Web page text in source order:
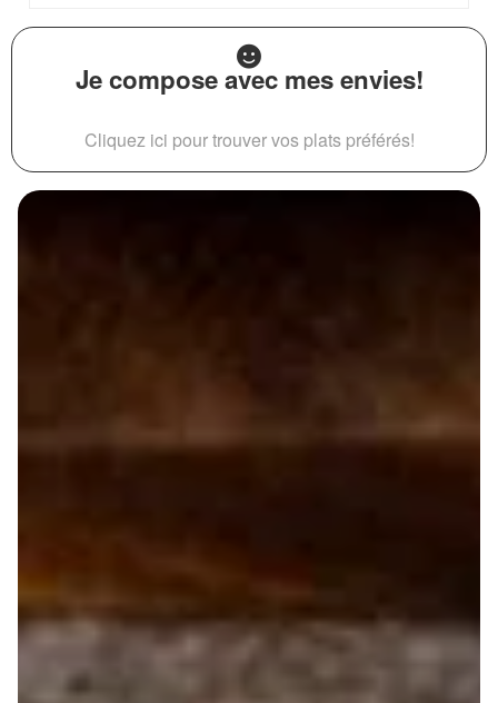
Je compose avec mes envies!
Cliquez ici pour trouver vos plats préférés!